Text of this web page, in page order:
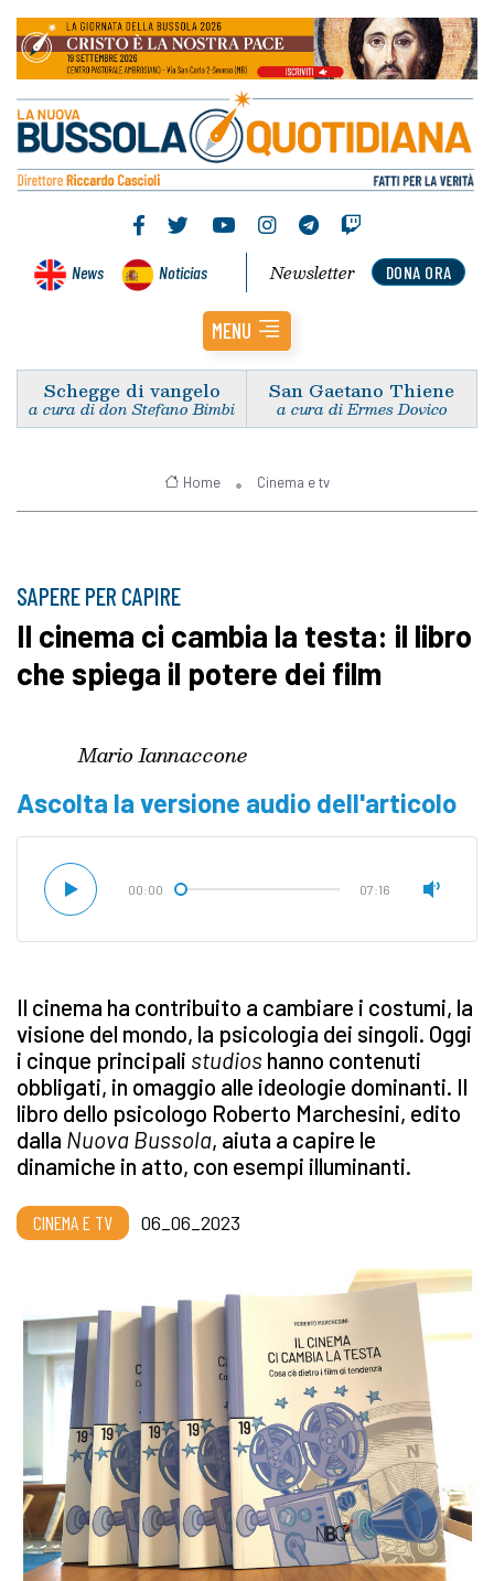
News Noticias DONA ORA
Newsletter
MENU
Schegge di vangelo
a cura di don Stefano Bimbi
San Gaetano Thiene
a cura di Ermes Dovico
Home Cinema e tv
SAPERE PER CAPIRE
Il cinema ci cambia la testa: il libro
che spiega il potere dei film
Mario Iannaccone
Ascolta la versione audio dell'articolo
00:00 07:16
Il cinema ha contribuito a cambiare i costumi, la
visione del mondo, la psicologia dei singoli. Oggi
i cinque principali studios hanno contenuti
obbligati, in omaggio alle ideologie dominanti. Il
libro dello psicologo Roberto Marchesini, edito
dalla Nuova Bussola, aiuta a capire le
dinamiche in atto, con esempi illuminanti.
CINEMA E TV 06_06_2023